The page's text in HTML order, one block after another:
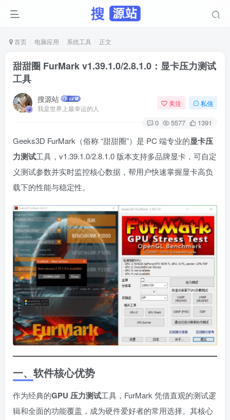
首页 电脑应用 系统工具 正文
甜甜圈 FurMark v1.39.1.0/2.8.1.0：显卡压力测试
工具
搜源站
我是世界上最幸运的人
关注 私信
0 5577 1391
Geeks3D FurMark（俗称 “甜甜圈”）是 PC 端专业的显卡压
力测试工具，v1.39.1.0/2.8.1.0 版本支持多品牌显卡，可自定
义测试参数并实时监控核心数据，帮用户快速掌握显卡高负
载下的性能与稳定性。
一、软件核心优势
作为经典的GPU 压力测试工具，FurMark 凭借直观的测试逻
辑和全面的功能覆盖，成为硬件爱好者的常用选择。其核心